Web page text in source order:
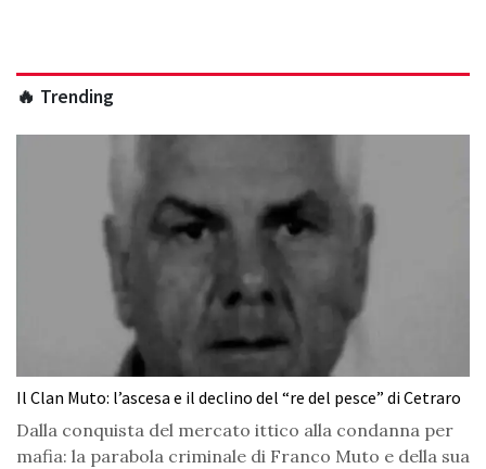
🔥 Trending
Il Clan Muto: l’ascesa e il declino del “re del pesce” di Cetraro
Dalla conquista del mercato ittico alla condanna per
mafia: la parabola criminale di Franco Muto e della sua